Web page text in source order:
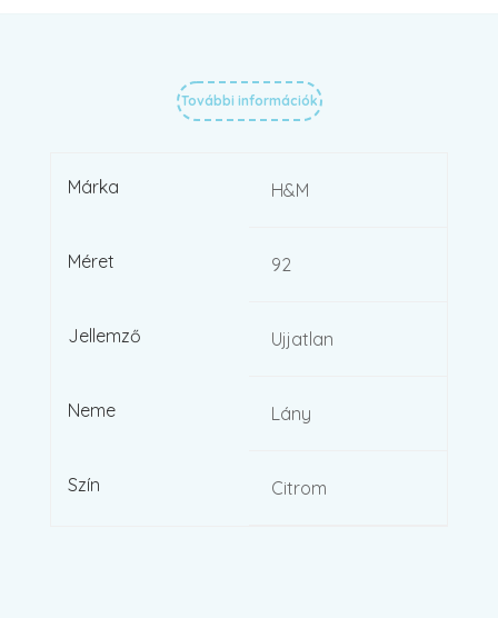
További információk
Márka H&M
Méret 92
Jellemző Ujjatlan
Neme Lány
Szín Citrom